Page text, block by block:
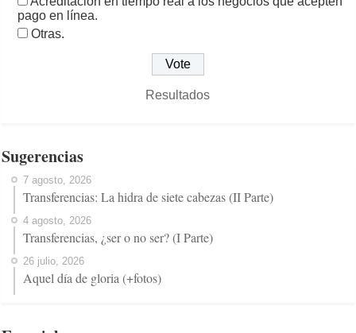
pago en línea.
Otras.
Resultados
Sugerencias
7 agosto, 2026
Transferencias: La hidra de siete cabezas (II Parte)
4 agosto, 2026
Transferencias, ¿ser o no ser? (I Parte)
26 julio, 2026
Aquel día de gloria (+fotos)